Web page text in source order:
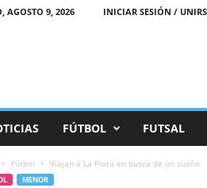
AGOSTO 9, 2026 INICIAR SESIÓN /
FÚTBOL FUTSAL
Fútbol Viajan a La Plata en busca de un sueño
MENOR